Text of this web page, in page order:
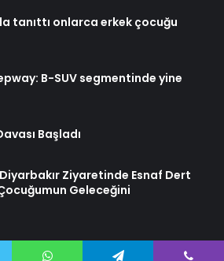
tanıttı onlarca erkek çocuğu
B-SUV segmentinde yine
Başladı
Diyarbakır Ziyaretinde Esnaf Dert
Geleceğini